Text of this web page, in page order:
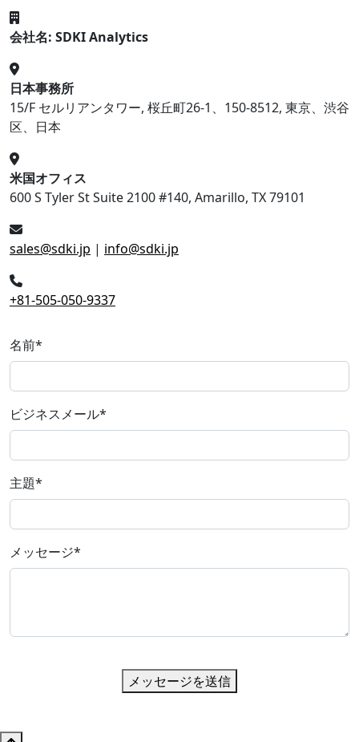
会社名: SDKI Analytics
日本事務所
15/F セルリアンタワー, 桜丘町26-1、150-8512, 東京、渋谷
区、日本
米国オフィス
600 S Tyler St Suite 2100 #140, Amarillo, TX 79101
sales@sdki.jp | info@sdki.jp
+81-505-050-9337
名前*
ビジネスメール*
主題*
メッセージ*
メッセージを送信